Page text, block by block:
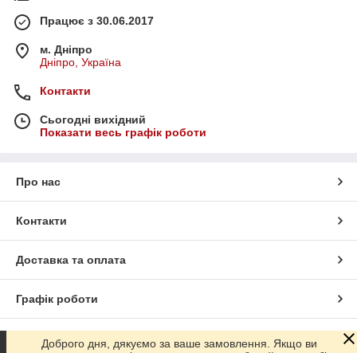
Працює з 30.06.2017
м. Дніпро
Дніпро, Україна
Контакти
Сьогодні вихідний
Показати весь графік роботи
Про нас
Контакти
Доставка та оплата
Графік роботи
Повна версія сайту
Доброго дня, дякуємо за ваше замовлення. Якщо ви